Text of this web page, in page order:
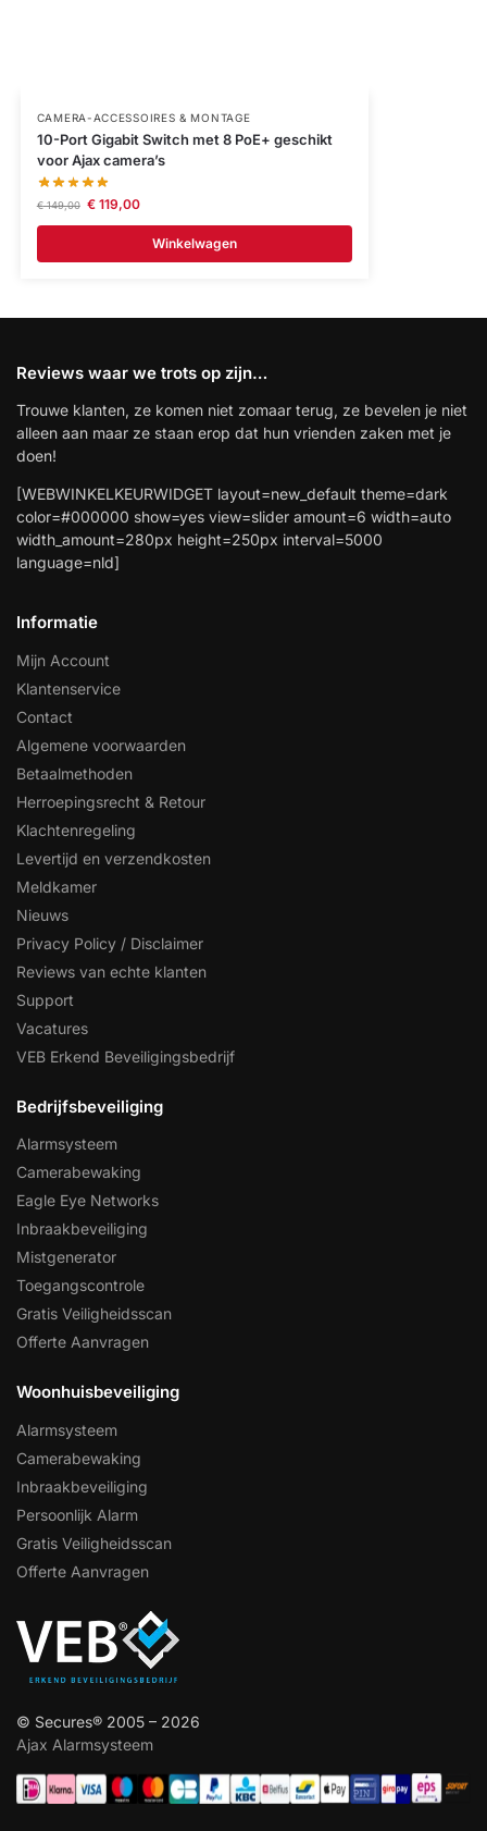
CAMERA-ACCESSOIRES & MONTAGE
10-Port Gigabit Switch met 8 PoE+ geschikt
voor Ajax camera’s
€149,00 €119,00
Winkelwagen
Reviews waar we trots op zijn…
Trouwe klanten, ze komen niet zomaar terug, ze bevelen je niet
alleen aan maar ze staan erop dat hun vrienden zaken met je
doen!
[WEBWINKELKEURWIDGET layout=new_default theme=dark
color=#000000 show=yes view=slider amount=6 width=auto
width_amount=280px height=250px interval=5000
language=nld]
Informatie
Mijn Account
Klantenservice
Contact
Algemene voorwaarden
Betaalmethoden
Herroepingsrecht & Retour
Klachtenregeling
Levertijd en verzendkosten
Meldkamer
Nieuws
Privacy Policy / Disclaimer
Reviews van echte klanten
Support
Vacatures
VEB Erkend Beveiligingsbedrijf
Bedrijfsbeveiliging
Alarmsysteem
Camerabewaking
Eagle Eye Networks
Inbraakbeveiliging
Mistgenerator
Toegangscontrole
Gratis Veiligheidsscan
Offerte Aanvragen
Woonhuisbeveiliging
Alarmsysteem
Camerabewaking
Inbraakbeveiliging
Persoonlijk Alarm
Gratis Veiligheidsscan
Offerte Aanvragen
© Secures® 2005 – 2026
Ajax Alarmsysteem